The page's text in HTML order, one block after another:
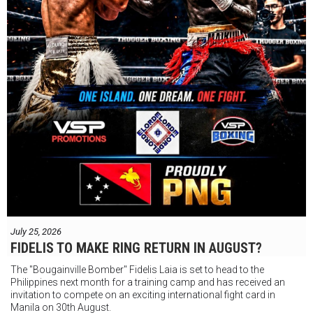
July 25, 2026
FIDELIS TO MAKE RING RETURN IN AUGUST?
The "Bougainville Bomber" Fidelis Laia is set to head to the
Philippines next month for a training camp and has received an
invitation to compete on an exciting international fight card in
Manila on 30th August.